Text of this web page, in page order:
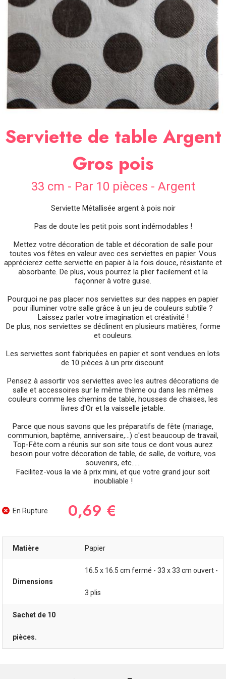
SOIRÉE
SPÉCIALES
ET
SALLE
CONTACT
Serviette de table Argent
Gros pois
33 cm - Par 10 pièces - Argent
Serviette Métallisée argent à pois noir
Pas de doute les petit pois sont indémodables !
Mettez votre décoration de table et décoration de salle pour
toutes vos fêtes en valeur avec ces serviettes en papier. Vous
apprécierez cette serviette en papier à la fois douce, résistante et
absorbante. De plus, vous pourrez la plier facilement et la
façonner à votre guise.
Pourquoi ne pas placer nos serviettes sur des nappes en papier
pour illuminer votre salle grâce à un jeu de couleurs subtile ?
Laissez parler votre imagination et créativité !
De plus, nos serviettes se déclinent en plusieurs matières, forme
et couleurs.
Les serviettes sont fabriquées en papier et sont vendues en lots
de 10 pièces à un prix discount.
Pensez à assortir vos serviettes avec les autres décorations de
salle et accessoires sur le même thème ou dans les mêmes
couleurs comme les chemins de table, housses de chaises, les
livres d'Or et la vaisselle jetable.
Parce que nous savons que les préparatifs de fête (mariage,
communion, baptême, anniversaire,...) c'est beaucoup de travail,
Top-Fête.com a réunis sur son site tous ce dont vous aurez
besoin pour votre décoration de table, de salle, de voiture, vos
souvenirs, etc......
Facilitez-vous la vie à prix mini, et que votre grand jour soit
inoubliable !
En Rupture 0,69 €
Matière Papier
Dimensions
16.5 x 16.5 cm fermé - 33 x 33 cm ouvert -
3 plis
Sachet de 10
pièces.